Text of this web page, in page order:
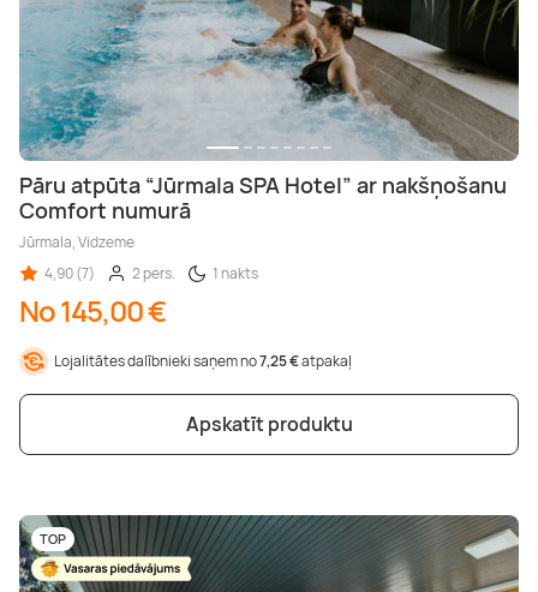
Pāru atpūta “Jūrmala SPA Hotel” ar nakšņošanu
Comfort numurā
Jūrmala, Vidzeme
4,90 (7)
2 pers. 1 nakts
No 145,00 €
Lojalitātes dalībnieki saņem no7,25 €atpakaļ
Apskatīt produktu
TOP